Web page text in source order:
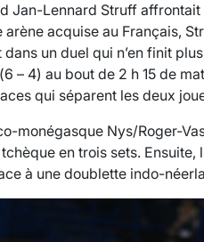
Jan-Lennard Struff
acquise au Français,
un duel qui n’en finit
– 4) au bout de 2 h 15 de
qui séparent les deux
monégasque Nys/Roger-
en trois sets. Ensuite,
à une doublette indo-